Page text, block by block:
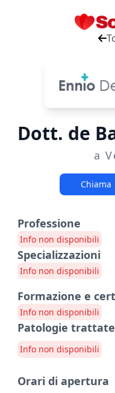
Dott. de
a
Chiama
Professione
Info non disponibili
Specializzazioni
Info non disponibili
Formazione e
Info non disponibili
Patologie trattate
Info non disponibili
Orari di apertura